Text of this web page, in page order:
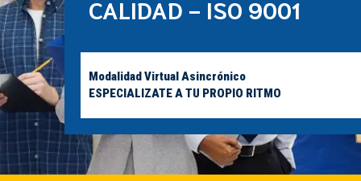
CALIDAD - ISO 9001
Modalidad Virtual Asincrónico
ESPECIALIZATE A TU PROPIO RITMO